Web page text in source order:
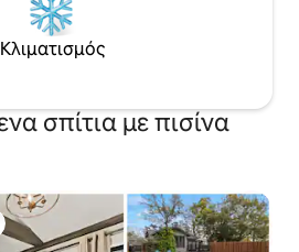
Κλιματισμός
σπίτια με πισίνα